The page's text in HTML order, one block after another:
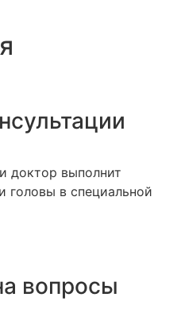
доктор выполнит
головы в специальной
вопросы